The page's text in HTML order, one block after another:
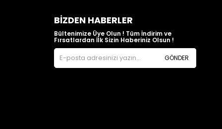
BIZDEN HABERLER
Bültenimize Üye Olun ! Tüm İndirim ve
Fırsatlardan İlk Sizin Haberiniz Olsun !
GÖNDER